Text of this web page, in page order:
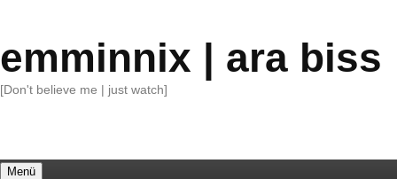
emminnix | ara biss
[Don't believe me | just watch]
Menü